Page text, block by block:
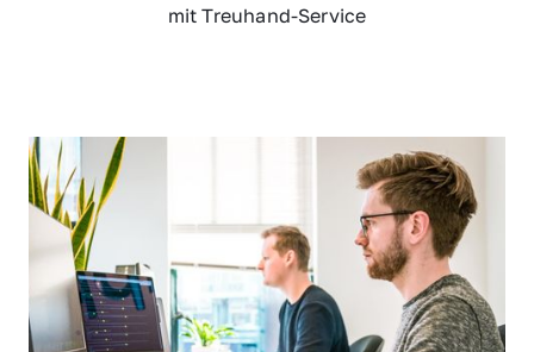
mit Treuhand-Service